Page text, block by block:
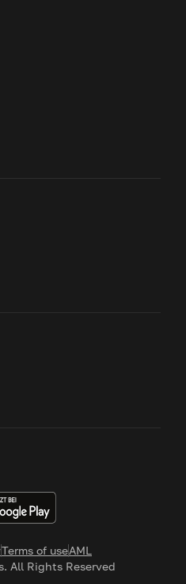
Terms of useAML
All Rights Reserved